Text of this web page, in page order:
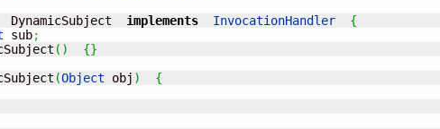
DynamicSubject implements InvocationHandler
{
sub;
( ) {}
(Object obj )
{